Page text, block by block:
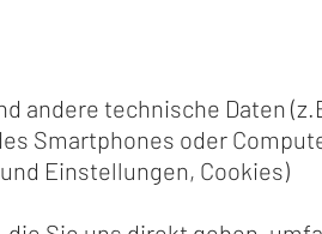
andere technische Daten
Smartphones oder
Einstellungen, Cookies)